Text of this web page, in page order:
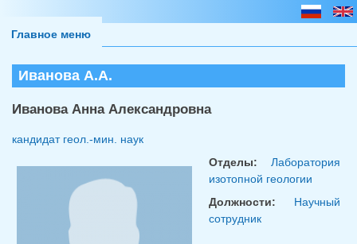
Главное меню
Иванова А.А.
Иванова Анна Александровна
кандидат геол.-мин. наук
Отделы: Лаборатория
изотопной геологии
Должности: Научный
сотрудник